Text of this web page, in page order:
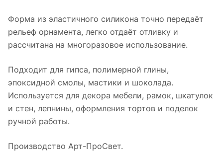
Форма из эластичного силикона точно передаёт
рельеф орнамента, легко отдаёт отливку и
рассчитана на многоразовое использование.
Подходит для гипса, полимерной глины,
эпоксидной смолы, мастики и шоколада.
Используется для декора мебели, рамок, шкатулок
и стен, лепнины, оформления тортов и поделок
ручной работы.
Производство Арт-ПроСвет.